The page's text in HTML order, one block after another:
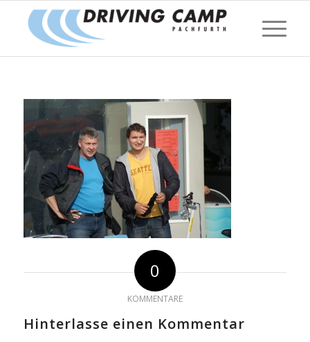
0
KOMMENTARE
Hinterlasse einen Kommentar